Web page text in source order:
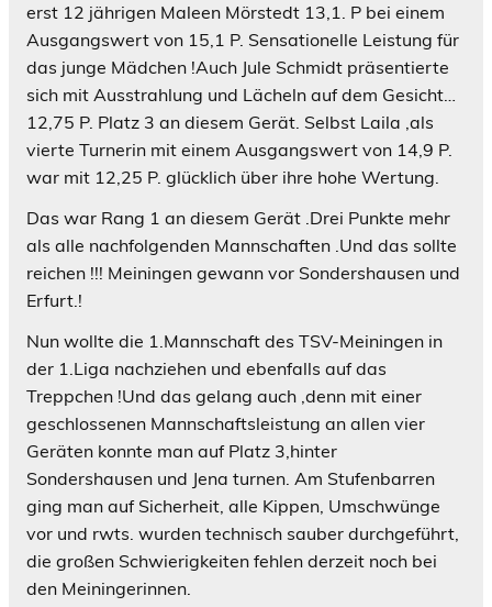
erst 12 jährigen Maleen Mörstedt 13,1. P bei einem
Ausgangswert von 15,1 P. Sensationelle Leistung für
das junge Mädchen !Auch Jule Schmidt präsentierte
sich mit Ausstrahlung und Lächeln auf dem Gesicht…
12,75 P. Platz 3 an diesem Gerät. Selbst Laila ,als
vierte Turnerin mit einem Ausgangswert von 14,9 P.
war mit 12,25 P. glücklich über ihre hohe Wertung.
Das war Rang 1 an diesem Gerät .Drei Punkte mehr
als alle nachfolgenden Mannschaften .Und das sollte
reichen !!! Meiningen gewann vor Sondershausen und
Erfurt.!
Nun wollte die 1.Mannschaft des TSV-Meiningen in
der 1.Liga nachziehen und ebenfalls auf das
Treppchen !Und das gelang auch ,denn mit einer
geschlossenen Mannschaftsleistung an allen vier
Geräten konnte man auf Platz 3,hinter
Sondershausen und Jena turnen. Am Stufenbarren
ging man auf Sicherheit, alle Kippen, Umschwünge
vor und rwts. wurden technisch sauber durchgeführt,
die großen Schwierigkeiten fehlen derzeit noch bei
den Meiningerinnen.